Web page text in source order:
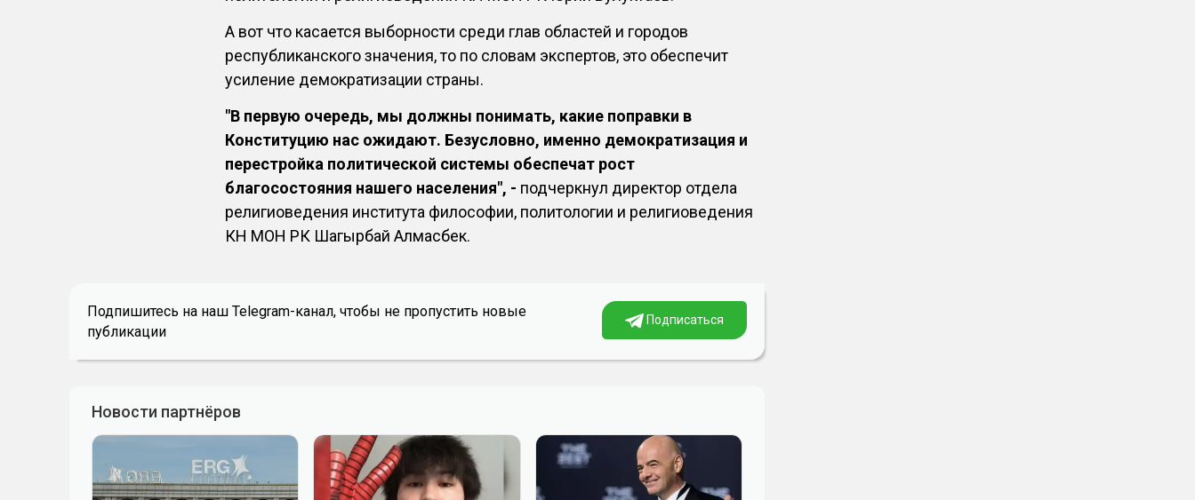
А вот что касается выборности среди глав областей и городов
республиканского значения, то по словам экспертов, это обеспечит
усиление демократизации страны.
"В первую очередь, мы должны понимать, какие поправки в
Конституцию нас ожидают. Безусловно, именно демократизация и
перестройка политической системы обеспечат рост
благосостояния нашего населения", - подчеркнул директор отдела
религиоведения института философии, политологии и религиоведения
КН МОН РК Шагырбай Алмасбек.
Подпишитесь на наш Telegram-канал, чтобы не пропустить новые
публикации
Подписаться